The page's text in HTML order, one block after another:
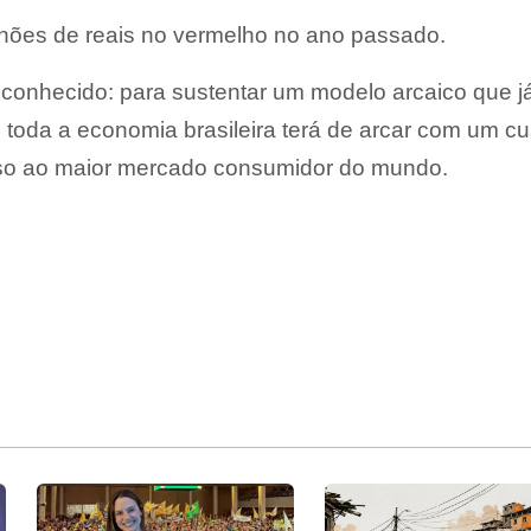
de reais no vermelho no ano passado.
para sustentar um modelo arcaico que
a economia brasileira terá de arcar com um
ao maior mercado consumidor do mundo.